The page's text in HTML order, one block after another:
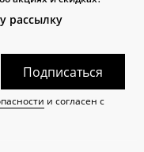
рассылку
Подписаться
и согласен с